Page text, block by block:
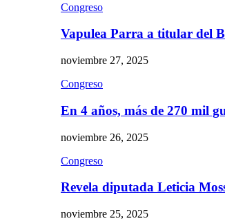
Congreso
Vapulea Parra a titular del
noviembre 27, 2025
Congreso
En 4 años, más de 270 mil
noviembre 26, 2025
Congreso
Revela diputada Leticia
noviembre 25, 2025